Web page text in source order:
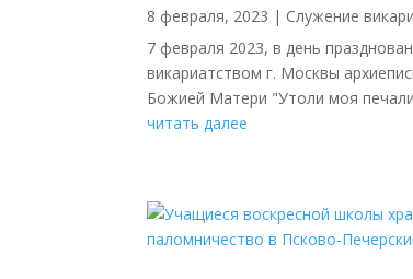
8 февраля, 2023 | Cлужение
7 февраля 2023, в день
викариатством г. Москвы
Божией Матери "Утоли моя
читать далее